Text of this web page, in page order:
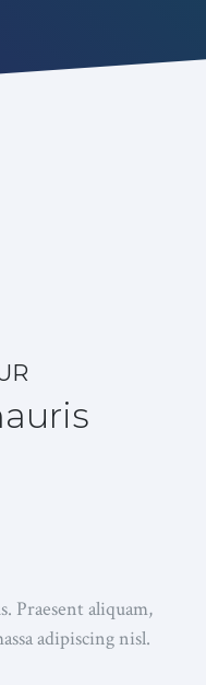
Praesent aliquam,
adipiscing nisl.